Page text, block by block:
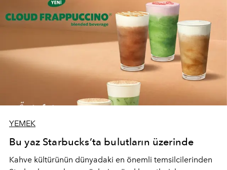
YEMEK
Bu yaz Starbucks’ta bulutların üzerinde
Kahve kültürünün dünyadaki en önemli temsilcilerinden